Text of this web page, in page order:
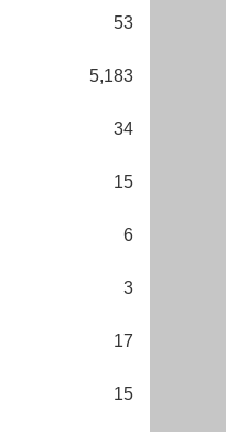
53
5,183
34
15
6
3
17
15